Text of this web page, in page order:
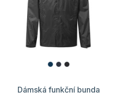
Dámská funkční bunda